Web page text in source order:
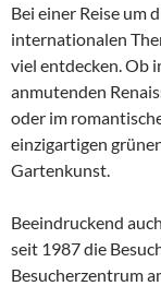
Bei einer Reise um
internationalen
viel entdecken. Ob
anmutenden
oder im
einzigartigen
Gartenkunst.
Beeindruckend
seit 1987 die
Besucherzentrum